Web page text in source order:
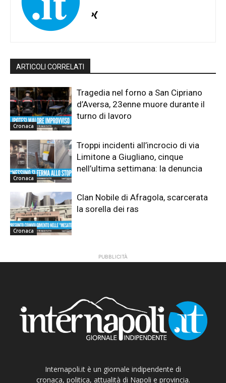
ARTICOLI CORRELATI
Cronaca
Tragedia nel forno a San Cipriano
d’Aversa, 23enne muore durante il
turno di lavoro
Cronaca
Troppi incidenti all’incrocio di via
Limitone a Giugliano, cinque
nell’ultima settimana: la denuncia
Cronaca
Clan Nobile di Afragola, scarcerata
la sorella dei ras
PUBBLICITÀ
Internapoli.it è un giornale indipendente di
cronaca, politica, attualità di Napoli e provincia.